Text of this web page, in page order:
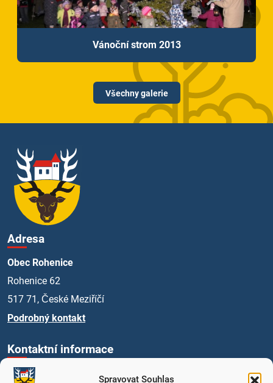
Spravovat Souhlas
Vánoční strom 2013
Všechny galerie
Adresa
Obec Rohenice
Rohenice 62
517 71, České Meziříčí
Podrobný kontakt
Kontaktní informace
+420 494 661 269